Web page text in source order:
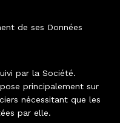
de ses Données
par la Société.
principalement sur
nécessitant que les
par elle.